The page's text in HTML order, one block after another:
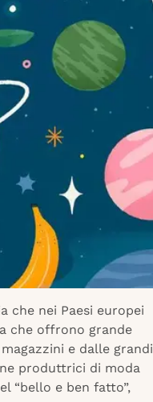
che nei Paesi europei
che offrono grande
e dalle grandi
produttrici di moda
“bello e ben fatto”,